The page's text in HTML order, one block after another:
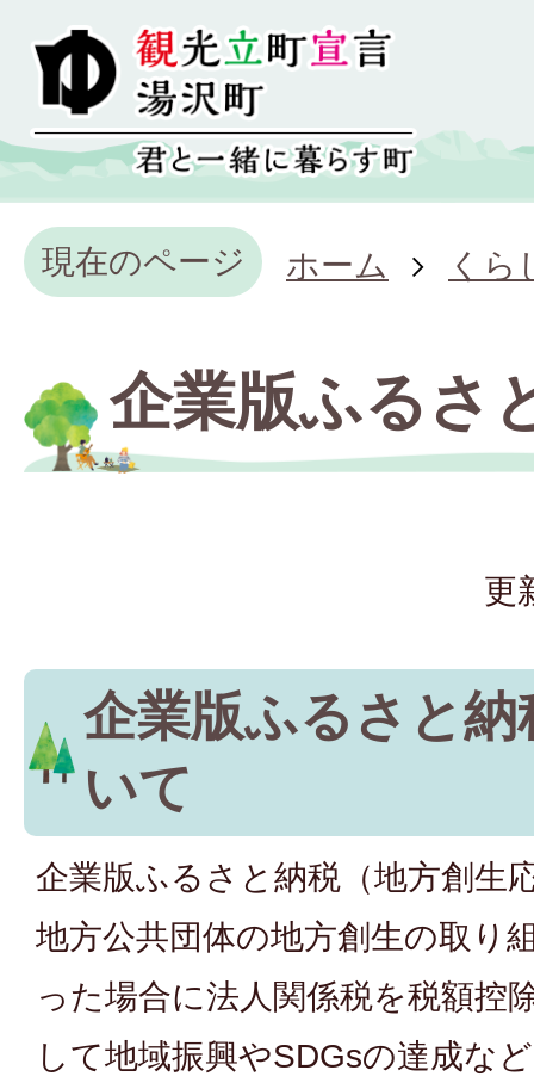
現在のページ ホーム くら
企業版ふるさ
更
企業版ふるさと
いて
企業版ふるさと納税（地方創生
地方公共団体の地方創生の取り
った場合に法人関係税を税額控
して地域振興やSDGsの達成な